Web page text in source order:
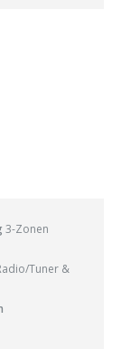
3-Zonen
Tuner &